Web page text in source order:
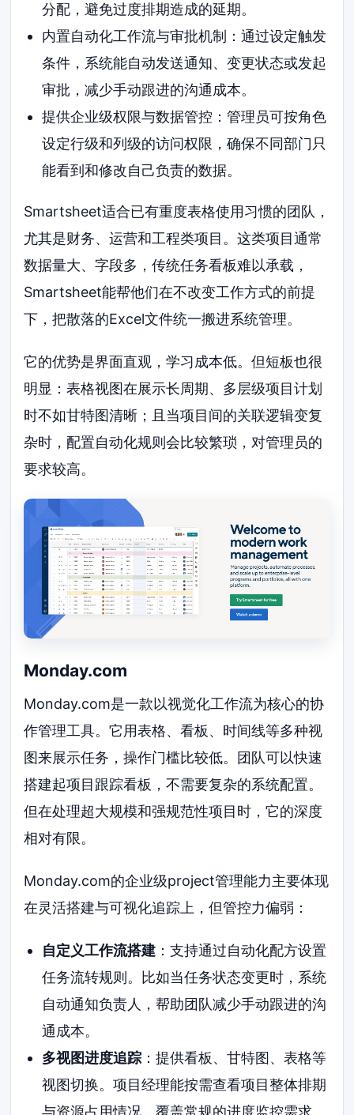
分配，避免过度排期造成的延期。
内置自动化工作流与审批机制：通过设定触发
条件，系统能自动发送通知、变更状态或发起
审批，减少手动跟进的沟通成本。
提供企业级权限与数据管控：管理员可按角色
设定行级和列级的访问权限，确保不同部门只
能看到和修改自己负责的数据。
Smartsheet适合已有重度表格使用习惯的团队，
尤其是财务、运营和工程类项目。这类项目通常
数据量大、字段多，传统任务看板难以承载，
Smartsheet能帮他们在不改变工作方式的前提
下，把散落的Excel文件统一搬进系统管理。
它的优势是界面直观，学习成本低。但短板也很
明显：表格视图在展示长周期、多层级项目计划
时不如甘特图清晰；且当项目间的关联逻辑变复
杂时，配置自动化规则会比较繁琐，对管理员的
要求较高。
Monday.com
Monday.com是一款以视觉化工作流为核心的协
作管理工具。它用表格、看板、时间线等多种视
图来展示任务，操作门槛比较低。团队可以快速
搭建起项目跟踪看板，不需要复杂的系统配置。
但在处理超大规模和强规范性项目时，它的深度
相对有限。
Monday.com的企业级project管理能力主要体现
在灵活搭建与可视化追踪上，但管控力偏弱：
自定义工作流搭建：支持通过自动化配方设置
任务流转规则。比如当任务状态变更时，系统
自动通知负责人，帮助团队减少手动跟进的沟
通成本。
多视图进度追踪：提供看板、甘特图、表格等
视图切换。项目经理能按需查看项目整体排期
与资源占用情况，覆盖常规的进度监控需求。